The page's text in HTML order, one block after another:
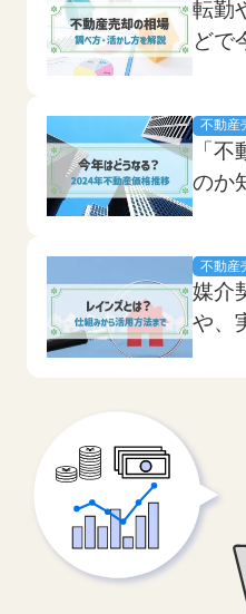
転勤
どで
でも
こと
高く
売れ
り、
不動産
「
のか
てい
とです。 不
限り
見
不動産
媒介
や、
て
は、
く末
ります。 そ
で